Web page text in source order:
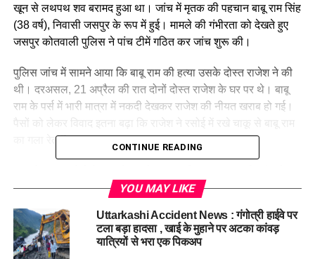
खून से लथपथ शव बरामद हुआ था। जांच में मृतक की पहचान बाबू राम सिंह
(38 वर्ष), निवासी जसपुर के रूप में हुई। मामले की गंभीरता को देखते हुए
जसपुर कोतवाली पुलिस ने पांच टीमें गठित कर जांच शुरू की।
पुलिस जांच में सामने आया कि बाबू राम की हत्या उसके दोस्त राजेश ने की
थी। दरअसल, 21 अप्रैल की रात दोनों दोस्त राजेश के घर पर थे। बाबू
राम के पर्स में भारी मात्रा में नकदी देखकर राजेश की नीयत खराब हो गई।
का गला रेत दिया।
फेंक दिया और साक्ष्य छुपाने की कोशिश की। पुलिस ने आरोपी के घर से
बरामद किया है।
23 अप्रैल को पुलिस ने भगवंतपुर तिराहे से आरोपी राजेश को गिरफ्तार कर
CONTINUE READING
YOU MAY LIKE
Uttarkashi Accident News : गंगोत्री हाईवे पर
टला बड़ा हादसा , खाई के मुहाने पर अटका कांवड़
यात्रियों से भरा एक पिकअप